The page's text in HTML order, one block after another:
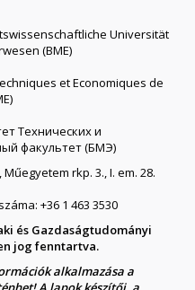
Universität
(BME)
et Economiques de
Технических и
факультет (БМЭ)
rkp. 3., I. em. 28.
+36 1 463 3530
és Gazdaságtudományi
jog fenntartva.
alkalmazása a